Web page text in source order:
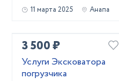
11 марта 2025 Анапа
3 500 ₽
Услуги Эксковатора
погрузчика